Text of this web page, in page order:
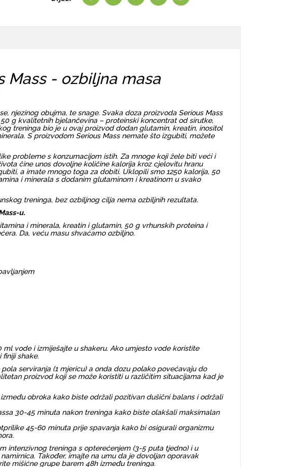
Mass - ozbiljna masa
njezinog obujma, te snage. Svaka doza proizvoda Serious Mass
g kvalitetnih bjelančevina – proteinski koncentrat od sirutke,
treninga bio je u ovaj proizvod dodan glutamin, kreatin, inositol
S proizvodom Serious Mass nemate što izgubiti, možete
probleme s konzumacijom istih. Za mnoge koji žele biti veći i
čine unos dovoljne količine kalorija kroz cjelovitu hranu
a imate mnogo toga za dobiti. Uklopili smo 1250 kalorija, 50
i minerala s dodanim glutaminom i kreatinom u svako
treninga, bez ozbiljnog cilja nema ozbiljnih rezultata.
u.
i minerala, kreatin i glutamin, 50 g vrhunskih proteina i
Da, veću masu shvaćamo ozbiljno.
ml vode i izmiješajte u shakeru. Ako umjesto vode koristite
shake.
serviranja (1 mjericu) a onda dozu polako povećavaju do
proizvod koji se može koristiti u različitim situacijama kad je
obroka kako biste održali pozitivan dušični balans i održali
30-45 minuta nakon treninga kako biste olakšali maksimalan
45-60 minuta prije spavanja kako bi osigurali organizmu
intenzivnog treninga s opterećenjem (3-5 puta tjedno) i u
Također, imajte na umu da je dovoljan oporavak
mišićne grupe barem 48h između treninga.